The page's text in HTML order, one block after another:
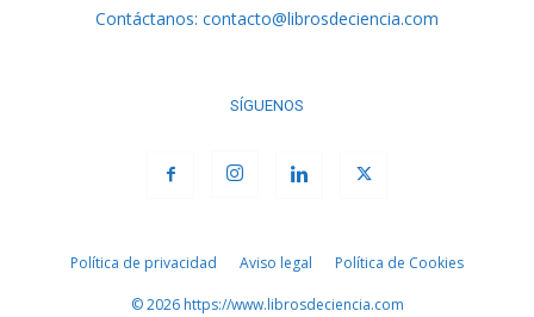
Contáctanos: contacto@librosdeciencia.com
SÍGUENOS
Política de privacidad Aviso legal Política de Cookies
© 2026 https://www.librosdeciencia.com